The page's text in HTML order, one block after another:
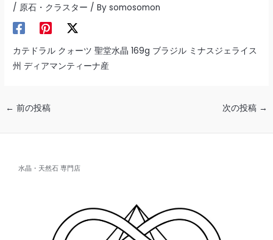
/原石・クラスター / Bysomosomon
カテドラル クォーツ 聖堂水晶 169g ブラジル ミナスジェライス
州 ディアマンティーナ産
← 前の投稿 次の投稿 →
水晶・天然石 専門店